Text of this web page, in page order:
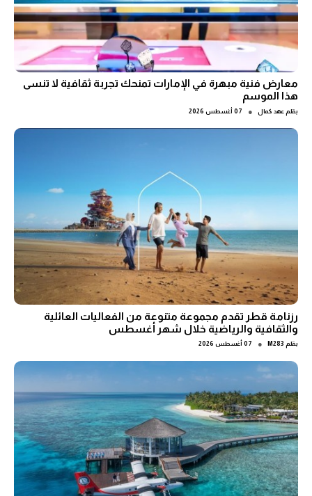
معارض فنية مبهرة في الإمارات تمنحك تجربة ثقافية لا تنسى
هذا الموسم
بقلم عهد كمال ● 07 أغسطس 2026
رزنامة قطر تقدم مجموعة متنوعة من الفعاليات العائلية
والثقافية والرياضية خلال شهر أغسطس
بقلم M283
● 07 أغسطس 2026